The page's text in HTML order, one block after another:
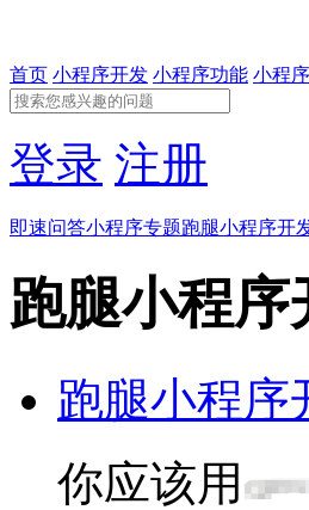
首页 小程序开发 小程序功能 小程
登录 注册
即速问答小程序专题跑腿小程序开
跑腿小程序
跑腿小程序
你应该用